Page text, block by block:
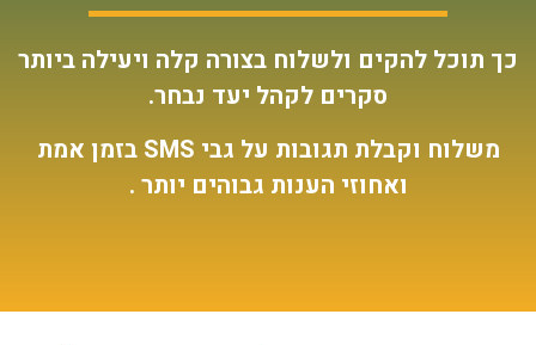
כך תוכל להקים ולשלוח בצורה קלה ויעילה ביותר
סקרים לקהל יעד נבחר.
משלוח וקבלת תגובות על גבי SMS בזמן אמת
ואחוזי הענות גבוהים יותר .